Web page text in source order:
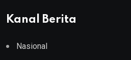
Kanal Berita
Nasional